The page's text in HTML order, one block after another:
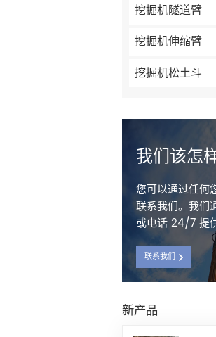
挖掘机隧道臂
挖掘机伸缩臂
挖掘机松土斗
我们该怎
您可以通过任何
联系我们。我们
或电话 24/7 提
联系我们
新产品